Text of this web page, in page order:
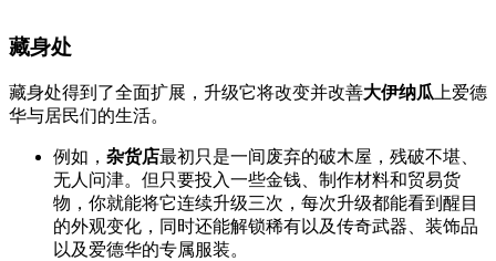
藏身处
藏身处得到了全面扩展，升级它将改变并改善大伊纳瓜 上爱德
华与居民们的生活。
例如， 杂货店最初只是一间废弃的破木屋，残破不堪、
无人问津。但只要投入一些金钱、制作材料和贸易货
物，你就能将它连续升级三次，每次升级都能看到醒目
的外观变化，同时还能解锁稀有以及传奇武器、装饰品
以及爱德华的专属服装。